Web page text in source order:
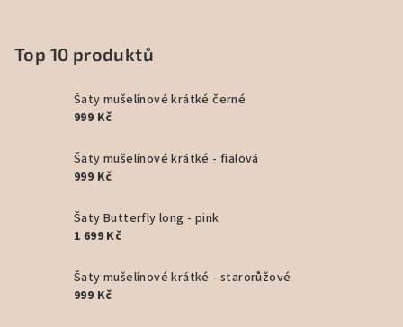
Top 10 produktů
Šaty mušelínové krátké černé
999 Kč
Šaty mušelínové krátké - fialová
999 Kč
Šaty Butterfly long - pink
1 699 Kč
Šaty mušelínové krátké - starorůžové
999 Kč